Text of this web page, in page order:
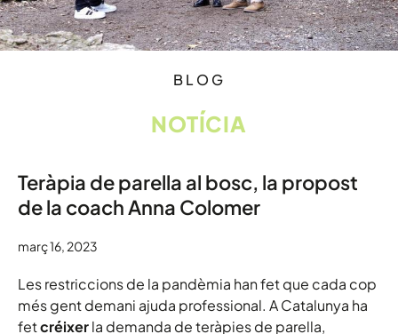
BLOG
NOTÍCIA
Teràpia de parella al bosc, la propost
de la coach Anna Colomer
març 16, 2023
Les restriccions de la pandèmia han fet que cada cop
més gent demani ajuda professional. A Catalunya ha
fetcréixerla demanda de teràpies de parella,